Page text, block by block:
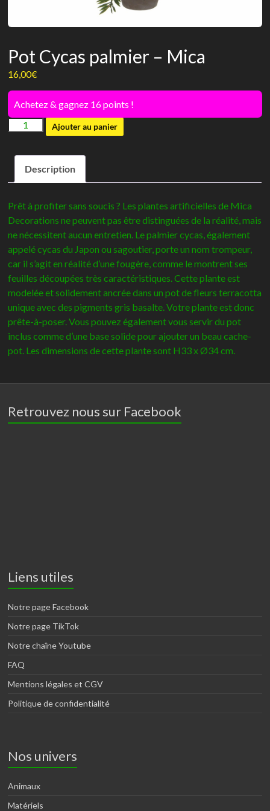
Pot Cycas palmier – Mica
16,00€
Achetez & gagnez 16 points !
quantité
Pot
Cycas
palmier
Mica
Ajouter au panier
Description
Prêt à profiter sans soucis ? Les plantes artificielles de Mica
Decorations ne peuvent pas être distinguées de la réalité, mais
ne nécessitent aucun entretien. Le palmier cycas, également
appelé cycas du Japon ou sagoutier, porte un nom trompeur,
car il s’agit en réalité d’une fougère, comme le montrent ses
feuilles découpées très caractéristiques. Cette plante est
modelée et solidement ancrée dans un pot de fleurs terracotta
unique avec des pigments gris basalte. Votre plante est donc
prête-à-poser. Vous pouvez également vous servir du pot
inclus comme d’une base solide pour ajouter un beau cache-
pot. Les dimensions de cette plante sont H33 x Ø34 cm.
Retrouvez nous sur Facebook
Liens utiles
Notre page Facebook
Notre page TikTok
Notre chaîne Youtube
FAQ
Mentions légales et CGV
Politique de confidentialité
Nos univers
Animaux
Matériels